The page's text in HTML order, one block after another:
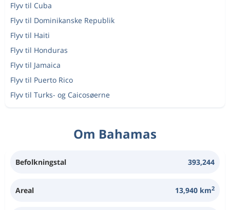
Flyv til Cuba
Flyv til Dominikanske Republik
Flyv til Haiti
Flyv til Honduras
Flyv til Jamaica
Flyv til Puerto Rico
Flyv til Turks- og Caicosøerne
Om Bahamas
Befolkningstal 393,244
Areal 13,940 km2